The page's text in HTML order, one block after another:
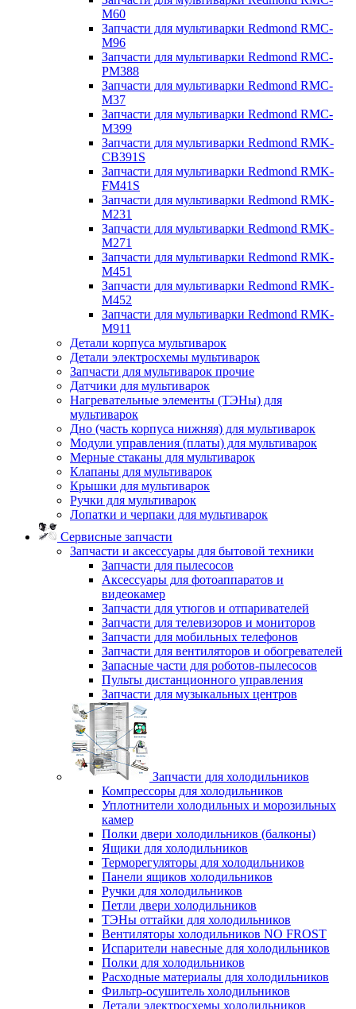
M60
Запчасти для мультиварки Redmond RMC-
M96
Запчасти для мультиварки Redmond RMC-
PM388
Запчасти для мультиварки Redmond RMC-
M37
Запчасти для мультиварки Redmond RMC-
M399
Запчасти для мультиварки Redmond RMK-
CB391S
Запчасти для мультиварки Redmond RMK-
FM41S
Запчасти для мультиварки Redmond RMK-
M231
Запчасти для мультиварки Redmond RMK-
M271
Запчасти для мультиварки Redmond RMK-
M451
Запчасти для мультиварки Redmond RMK-
M452
Запчасти для мультиварки Redmond RMK-
M911
Детали корпуса мультиварок
Детали электросхемы мультиварок
Запчасти для мультиварок прочие
Датчики для мультиварок
Нагревательные элементы (ТЭНы) для
мультиварок
Дно (часть корпуса нижняя) для мультиварок
Модули управления (платы) для мультиварок
Мерные стаканы для мультиварок
Клапаны для мультиварок
Крышки для мультиварок
Ручки для мультиварок
Лопатки и черпаки для мультиварок
Сервисные запчасти
Запчасти и аксессуары для бытовой техники
Запчасти для пылесосов
Аксессуары для фотоаппаратов и
видеокамер
Запчасти для утюгов и отпаривателей
Запчасти для телевизоров и мониторов
Запчасти для мобильных телефонов
Запчасти для вентиляторов и обогревателей
Запасные части для роботов-пылесосов
Пульты дистанционного управления
Запчасти для музыкальных центров
Запчасти для холодильников
Компрессоры для холодильников
Уплотнители холодильных и морозильных
камер
Полки двери холодильников (балконы)
Ящики для холодильников
Терморегуляторы для холодильников
Панели ящиков холодильников
Ручки для холодильников
Петли двери холодильников
ТЭНы оттайки для холодильников
Вентиляторы холодильников NO FROST
Испарители навесные для холодильников
Полки для холодильников
Расходные материалы для холодильников
Фильтр-осушитель холодильников
Детали электросхемы холодильников